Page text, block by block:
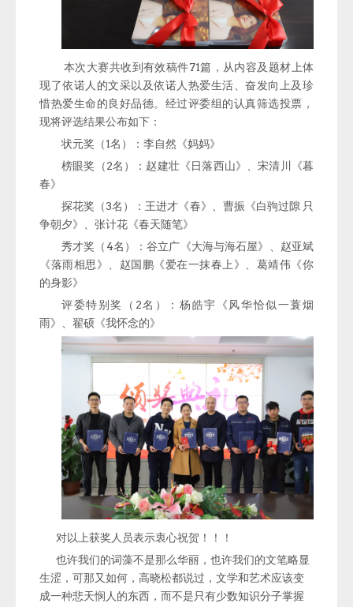
本次大赛共收到有效稿件71篇，从内容及题材上体
现了依诺人的文采以及依诺人热爱生活、奋发向上及珍
惜热爱生命的良好品德。经过评委组的认真筛选投票，
现将评选结果公布如下：
状元奖（1名）：李自然《妈妈》
榜眼奖（2名）：赵建壮《日落西山》、宋清川《暮
春》
探花奖（3名）：王进才《春》、曹振《白驹过隙 只
争朝夕》、张计花《春天随笔》
秀才奖（4名）：谷立广《大海与海石屋》、赵亚斌
《落雨相思》、赵国鹏《爱在一抹春上》、葛靖伟《你
的身影》
评委特别奖（2名）：杨皓宇《风华恰似一蓑烟
雨》、翟硕《我怀念的》
对以上获奖人员表示衷心祝贺！！！
也许我们的词藻不是那么华丽，也许我们的文笔略显
生涩，可那又如何，高晓松都说过，文学和艺术应该变
成一种悲天悯人的东西，而不是只有少数知识分子掌握